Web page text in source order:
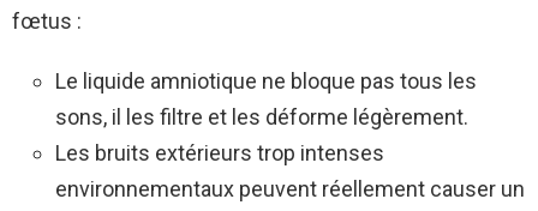
fœtus :
Le liquide amniotique ne bloque pas tous les
sons, il les filtre et les déforme légèrement.
Les bruits extérieurs trop intenses
environnementaux peuvent réellement causer un